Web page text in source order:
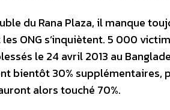
du Rana Plaza, il manque
ONG s’inquiètent. 5 000
le 24 avril 2013 au
bientôt 30% supplémentaires,
alors touché 70%.